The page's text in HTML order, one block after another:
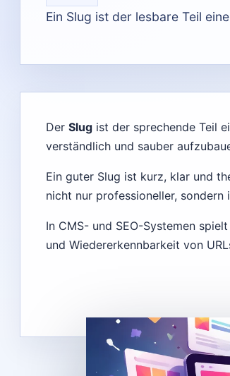
Ein Slug ist der lesbare Teil
Der Slug ist der sprechende Teil
verständlich und sauber
Ein guter Slug ist kurz, klar und
nicht nur professioneller,
In CMS- und SEO-Systemen
und Wiedererkennbarkeit von